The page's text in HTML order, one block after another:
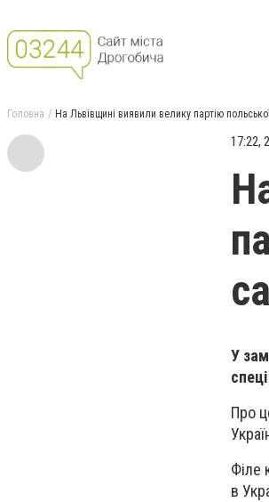
Головна На Львівщині виявили велику партію
17:22,
У
Про
Філе
в